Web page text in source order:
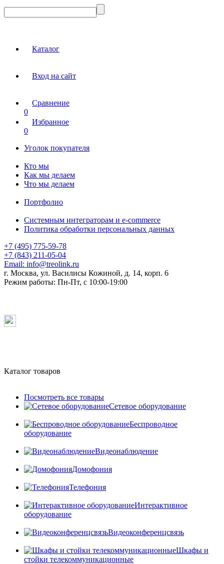
Каталог
Вход на сайт
Сравнение
0
Избранное
0
Уголок покупателя
Кто мы
Как мы делаем
Что мы делаем
Портфолио
Системным интеграторам и e-commerce
Политика обработки персональных данных
+7 (495) 775-59-78
+7 (843) 211-05-04
Email: info@treolink.ru
г. Москва, ул. Василисы Кожиной, д. 14, корп. 6
Режим работы: Пн-Пт, с 10:00-19:00
Каталог товаров
Посмотреть все товары
Сетевое оборудование
Беспроводное
оборудование
Видеонаблюдение
Домофония
Телефония
Интерактивное
оборудование
Видеоконференцсвязь
Шкафы и
стойки телекоммуникационные